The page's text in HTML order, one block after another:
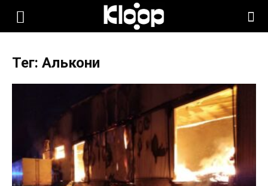
KLOOP.KG
Кыргызстана
Тег: Алькони